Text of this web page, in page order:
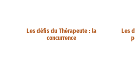
Les défis du Thérapeute : la
concurrence
Les